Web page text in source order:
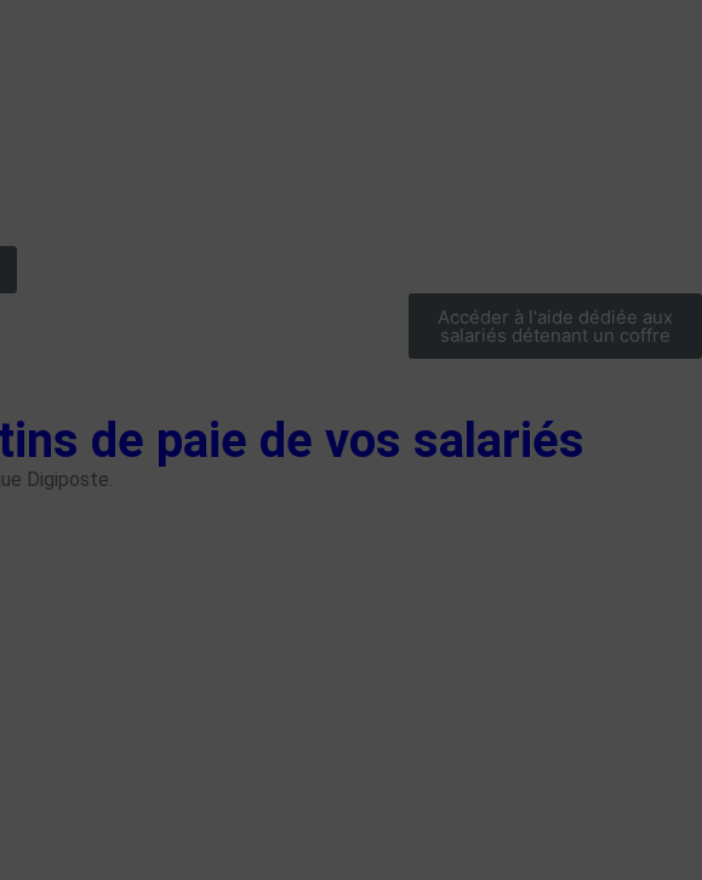
Accéder à l'aide dédiée aux
salariés détenant un coffre
de paie de vos salariés
Digiposte.